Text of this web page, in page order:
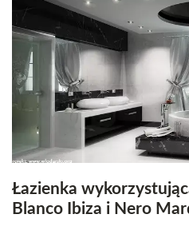
Łazienka
Blanco Ibiza i Nero